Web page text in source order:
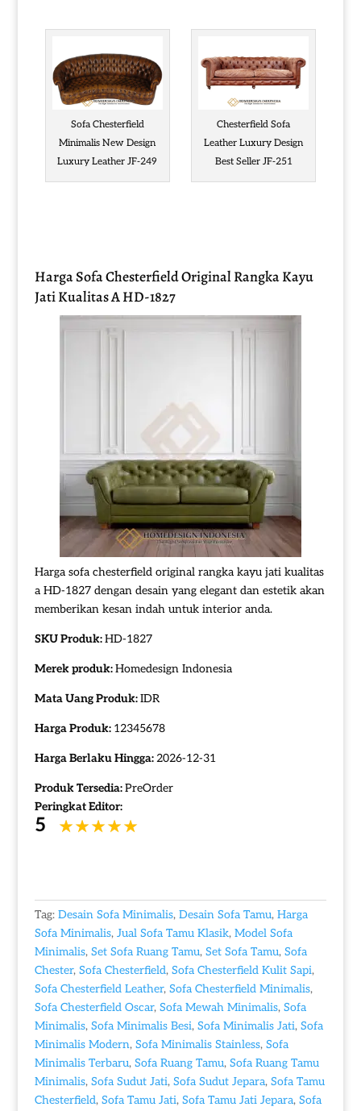
Sofa Chesterfield
Minimalis New Design
Luxury Leather JF-249
Chesterfield Sofa
Leather Luxury Design
Best Seller JF-251
Harga Sofa Chesterfield Original Rangka Kayu
Jati Kualitas A HD-1827
Harga sofa chesterfield original rangka kayu jati kualitas
a HD-1827 dengan desain yang elegant dan estetik akan
memberikan kesan indah untuk interior anda.
SKU Produk:HD-1827
Merek produk:Homedesign Indonesia
Mata Uang Produk:IDR
Harga Produk: 12345678
Harga Berlaku Hingga:2026-12-31
Produk Tersedia:PreOrder
Peringkat Editor:
5
Tag: Desain Sofa Minimalis, Desain Sofa Tamu, Harga
Sofa Minimalis, Jual Sofa Tamu Klasik, Model Sofa
Minimalis, Set Sofa Ruang Tamu, Set Sofa Tamu, Sofa
Chester, Sofa Chesterfield, Sofa Chesterfield Kulit Sapi,
Sofa Chesterfield Leather, Sofa Chesterfield Minimalis,
Sofa Chesterfield Oscar, Sofa Mewah Minimalis, Sofa
Minimalis, Sofa Minimalis Besi, Sofa Minimalis Jati, Sofa
Minimalis Modern, Sofa Minimalis Stainless, Sofa
Minimalis Terbaru, Sofa Ruang Tamu, Sofa Ruang Tamu
Minimalis, Sofa Sudut Jati, Sofa Sudut Jepara, Sofa Tamu
Chesterfield, Sofa Tamu Jati, Sofa Tamu Jati Jepara, Sofa